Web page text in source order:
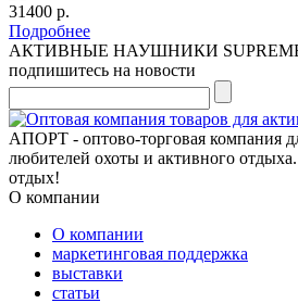
31400 р.
Подробнее
АКТИВНЫЕ НАУШНИКИ SUPREME
подпишитесь на новости
АПОРТ - оптово-торговая компания
любителей охоты и активного
отдых!
О компании
О компании
маркетинговая поддержка
выставки
статьи